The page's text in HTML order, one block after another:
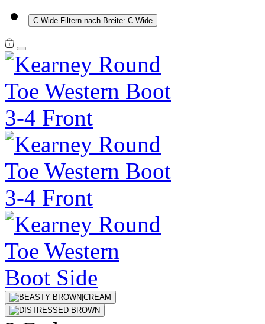
C-Wide Filtern nach Breite: C-Wide